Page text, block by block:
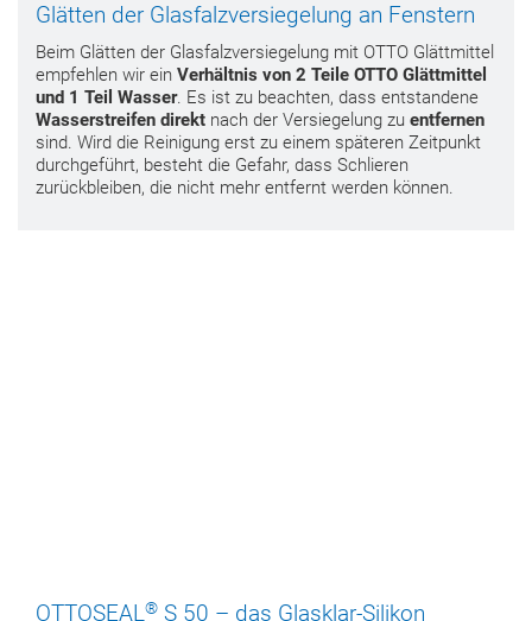
Glätten der Glasfalzversiegelung an Fenstern
Beim Glätten der Glasfalzversiegelung mit OTTO Glättmittel
empfehlen wir ein Verhältnis von 2 Teile OTTO Glättmittel
und 1 Teil Wasser. Es ist zu beachten, dass entstandene
Wasserstreifen direkt nach der Versiegelung zu entfernen
sind. Wird die Reinigung erst zu einem späteren Zeitpunkt
durchgeführt, besteht die Gefahr, dass Schlieren
zurückbleiben, die nicht mehr entfernt werden können.
OTTOSEAL® S 50 – das Glasklar-Silikon